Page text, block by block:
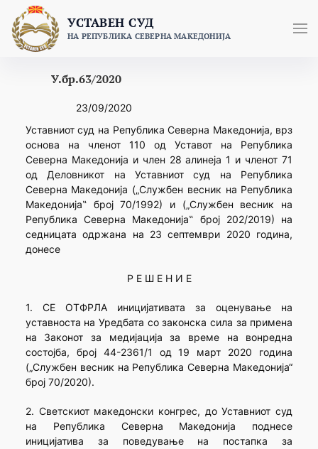
content
УСТАВЕН СУД
НА РЕПУБЛИКА СЕВЕРНА МАКЕДОНИЈА
У.бр.63/2020
23/09/2020
Уставниот суд на Република Северна Македонија, врз
основа на членот 110 од Уставот на Република
Северна Македонија и член 28 алинеја 1 и членот 71
од Деловникот на Уставниот суд на Република
Северна Македонија („Службен весник на Република
Македонија‟ број 70/1992) и („Службен весник на
Република Северна Македонија‟ број 202/2019) на
седницата одржана на 23 септември 2020 година,
донесе
Р Е Ш Е Н И Е
1. СЕ ОТФРЛА иницијативата за оценување на
уставноста на Уредбата со законска сила за примена
на Законот за медијација за време на вонредна
состојба, број 44-2361/1 од 19 март 2020 година
(„Службен весник на Република Северна Македонија“
број 70/2020).
2. Светскиот македонски конгрес, до Уставниот суд
на Република Северна Македонија поднесе
иницијатива за поведување на постапка за